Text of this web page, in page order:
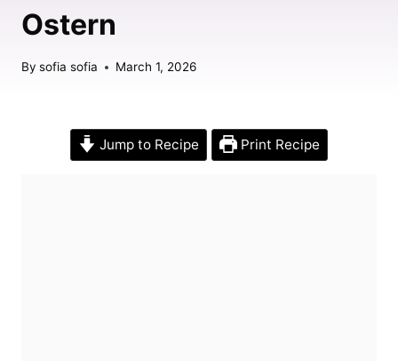
Ostern
By sofia sofia March 1, 2026
Jump to Recipe Print Recipe